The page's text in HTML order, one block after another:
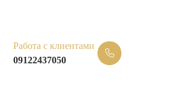
Работа с клиентами
09122437050